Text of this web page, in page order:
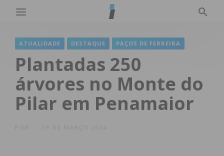
ATUALIDADE DESTAQUE PAÇOS DE FERREIRA
Plantadas 250
árvores no Monte do
Pilar em Penamaior
19 DE MARÇO 2024